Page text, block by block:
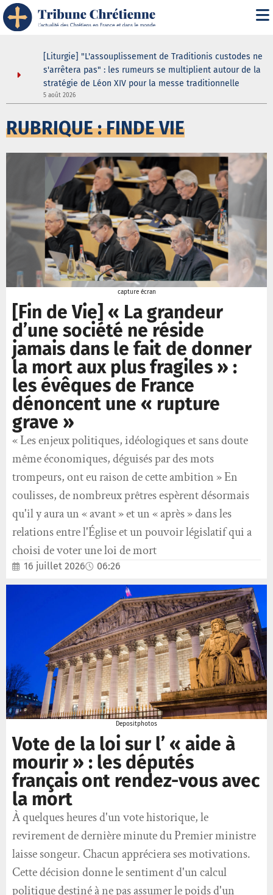
[Liturgie] "L'assouplissement de Traditionis custodes ne
s'arrêtera pas" : les rumeurs se multiplient autour de la
stratégie de Léon XIV pour la messe traditionnelle
5 août 2026
RUBRIQUE : FINDE VIE
capture écran
[Fin de Vie] « La grandeur
d’une société ne réside
jamais dans le fait de donner
la mort aux plus fragiles » :
les évêques de France
dénoncent une « rupture
grave »
« Les enjeux politiques, idéologiques et sans doute
même économiques, déguisés par des mots
trompeurs, ont eu raison de cette ambition » En
coulisses, de nombreux prêtres espèrent désormais
qu'il y aura un « avant » et un « après » dans les
relations entre l'Église et un pouvoir législatif qui a
choisi de voter une loi de mort
16 juillet 2026 06:26
Depositphotos
Vote de la loi sur l’ « aide à
mourir » : les députés
français ont rendez-vous avec
la mort
À quelques heures d'un vote historique, le
revirement de dernière minute du Premier ministre
laisse songeur. Chacun appréciera ses motivations.
Cette décision donne le sentiment d'un calcul
politique destiné à ne pas assumer le poids d'un